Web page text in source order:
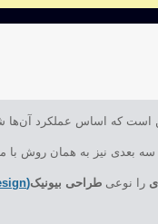
است که اساس عملکرد آن‌ها
بعدی نیز به همان روش با
را نوعی طراحی بیونیک(Bionic Design)